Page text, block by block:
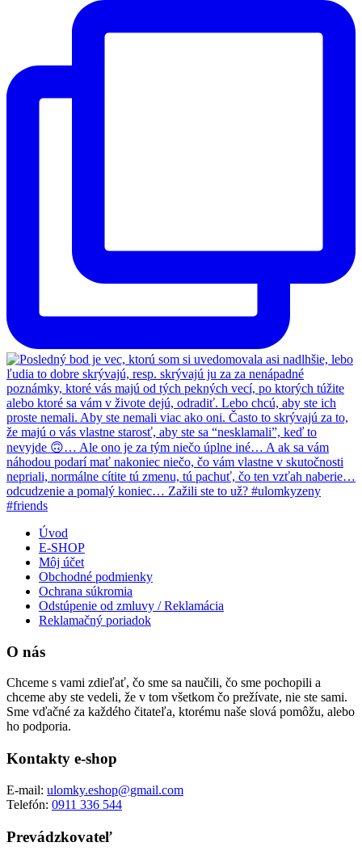
Úvod
E-SHOP
Môj účet
Obchodné podmienky
Ochrana súkromia
Odstúpenie od zmluvy / Reklamácia
Reklamačný poriadok
O nás
Chceme s vami zdieľať, čo sme sa naučili, čo sme pochopili a
chceme aby ste vedeli, že v tom všetkom čo prežívate, nie ste sami.
Sme vďačné za každého čitateľa, ktorému naše slová pomôžu, alebo
ho podporia.
Kontakty e-shop
E-mail: ulomky.eshop@gmail.com
Telefón: 0911 336 544
Prevádzkovateľ